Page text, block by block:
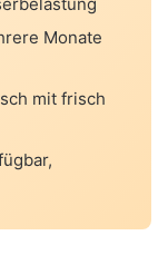
Monate
mit frisch